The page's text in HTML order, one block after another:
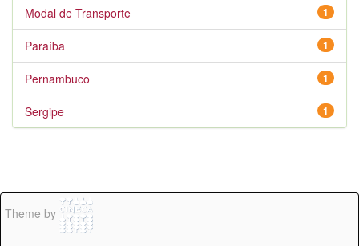
1
Modal de Transporte
1
Paraíba
1
Pernambuco
1
Sergipe
Theme by